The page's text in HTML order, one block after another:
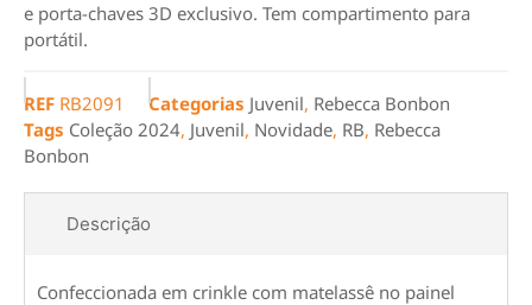
e porta-chaves 3D exclusivo. Tem compartimento para
portátil.
REF RB2091 Categorias Juvenil, Rebecca Bonbon
Tags Coleção 2024, Juvenil, Novidade, RB, Rebecca
Bonbon
Descrição
Confeccionada em crinkle com matelassê no painel